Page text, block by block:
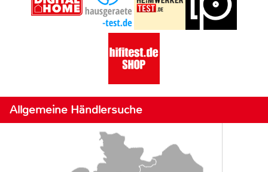
Allgemeine Händlersuche